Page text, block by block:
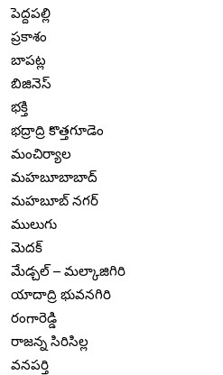
పెద్దపల్లి
ప్రకాశం
బాపట్ల
బిజినెస్
భక్తి
భద్రాద్రి కొత్తగూడెం
మంచిర్యాల
మహబూబాబాద్
మహబూబ్ నగర్
ములుగు
మెదక్
మేడ్చల్ – మల్కాజిగిరి
యాదాద్రి భువనగిరి
రంగారెడ్డి
రాజన్న సిరిసిల్ల
వనపర్తి